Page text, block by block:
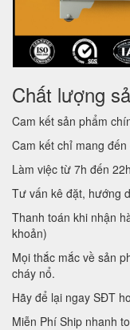
Chất lượng
Cam kết sản phẩm
Cam kết chỉ mang
Làm việc từ 7h đến
Tư vấn kê đặt, hướng
Thanh toán khi nhận
khoản)
Mọi thắc mắc về sản
cháy nổ.
Hãy để lại ngay SĐT
Miễn Phí Ship nhanh